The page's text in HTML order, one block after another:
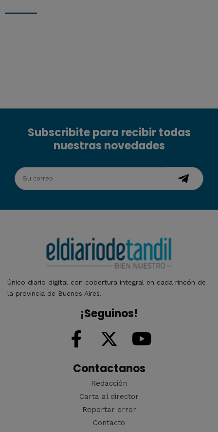
Subscribite para recibir todas
nuestras novedades
Único diario digital con cobertura integral en cada rincón de
la provincia de Buenos Aires.
¡Seguinos!
Contactanos
Redacción
Carta al director
Reportar error
Contacto